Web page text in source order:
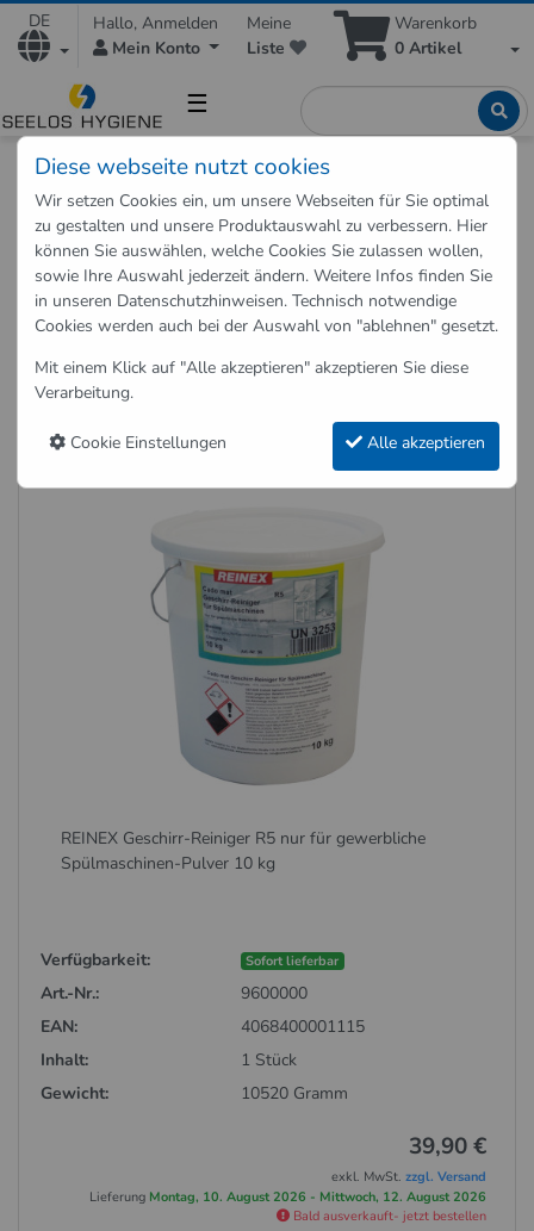
DE
Hallo, Anmelden
Mein Konto
Meine
Liste
Warenkorb
0 Artikel
☰
Shop Reinigungsmittel
Geschirrreiniger
Geschirrreiniger Cado-mat Reinex Spülmaschinenpulver 10
kg
Zurück zu "Geschirrreiniger"
Geschirrreiniger Cado-mat Reinex
Spülmaschinenpulver 10 kg
Art.-Nr.: 9600000
REINEX Geschirr-Reiniger R5 nur für gewerbliche
Spülmaschinen-Pulver 10 kg
Verfügbarkeit: Sofort lieferbar
Art.-Nr.:
9600000
EAN:
4068400001115
Inhalt:
1 Stück
Gewicht:
10520 Gramm
39,90 €
exkl. MwSt.zzgl. Versand
Lieferung Montag, 10. August 2026 - Mittwoch, 12. August 2026
Bald ausverkauft- jetzt bestellen
Diese webseite nutzt cookies
Wir setzen Cookies ein, um unsere Webseiten für Sie optimal
zu gestalten und unsere Produktauswahl zu verbessern. Hier
können Sie auswählen, welche Cookies Sie zulassen wollen,
sowie Ihre Auswahl jederzeit ändern. Weitere Infos finden Sie
in unseren Datenschutzhinweisen. Technisch notwendige
Cookies werden auch bei der Auswahl von "ablehnen" gesetzt.
Mit einem Klick auf "Alle akzeptieren" akzeptieren Sie diese
Verarbeitung.
Cookie Einstellungen Alle akzeptieren